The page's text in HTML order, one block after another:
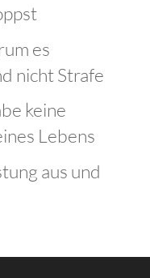
es
nicht Strafe
keine
Lebens
aus und